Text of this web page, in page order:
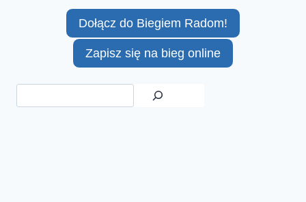
Dołącz do Biegiem Radom!
Zapisz się na bieg online
Szukaj